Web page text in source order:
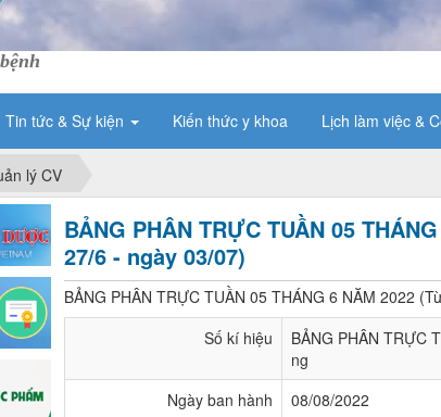
Tin tức & Sự kiện Kiến thức y khoa Lịch làm việc &
lý CV
BẢNG PHÂN TRỰC TUẦN 05
27/6 - ngày 03/07)
BẢNG PHÂN TRỰC TUẦN 05 THÁNG 6 NĂM 2022
Số kí hiệu
BẢNG PHÂN TRỰC
ng
Ngày ban hành
08/08/2022